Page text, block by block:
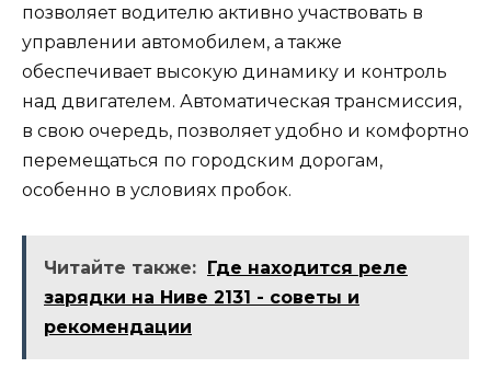
позволяет водителю активно участвовать в
управлении автомобилем, а также
обеспечивает высокую динамику и контроль
над двигателем. Автоматическая трансмиссия,
в свою очередь, позволяет удобно и комфортно
перемещаться по городским дорогам,
особенно в условиях пробок.
Читайте также: Где находится реле
зарядки на Ниве 2131 - советы и
рекомендации